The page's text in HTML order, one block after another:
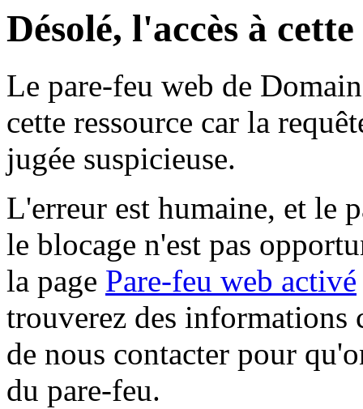
Désolé, l'accès à
Le pare-feu web de
cette ressource car la
jugée suspicieuse.
L'erreur est humaine, et le
le blocage n'est pas
la page Pare-feu web activé
trouverez des informations
de nous contacter pour
du pare-feu.